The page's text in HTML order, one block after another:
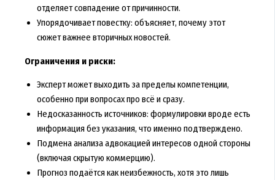
отделяет совпадение от причинности.
Упорядочивает повестку: объясняет, почему этот
сюжет важнее вторичных новостей.
Ограничения и риски:
Эксперт может выходить за пределы компетенции,
особенно при вопросах про всё и сразу.
Недосказанность источников: формулировки вроде есть
информация без указания, что именно подтверждено.
Подмена анализа адвокацией интересов одной стороны
(включая скрытую коммерцию).
Прогноз подаётся как неизбежность, хотя это лишь